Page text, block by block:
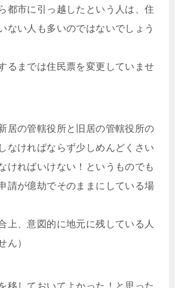
都市に引っ越したという人は、住
ない人も多いのではないでしょう
るまでは住民票を変更していませ
居の管轄役所と旧居の管轄役所の
なければならず少しめんどくさい
ければいけない！というものでも
請が億劫でそのままにしている場
上、意図的に地元に残している人
ん）